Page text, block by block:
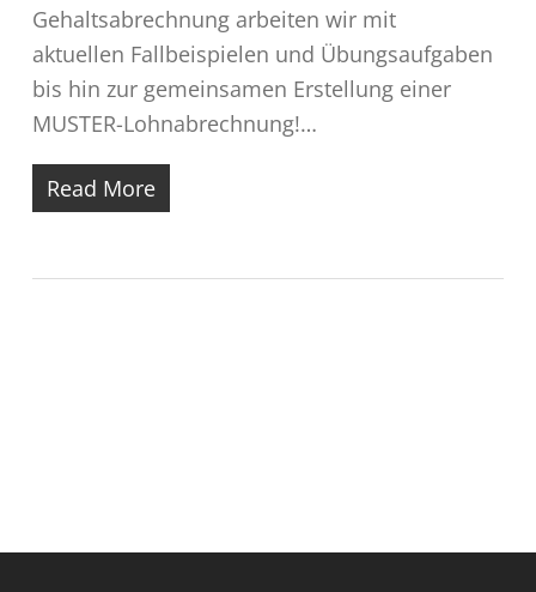
Gehaltsabrechnung arbeiten wir mit
aktuellen Fallbeispielen und Übungsaufgaben
bis hin zur gemeinsamen Erstellung einer
MUSTER-Lohnabrechnung!…
Read More